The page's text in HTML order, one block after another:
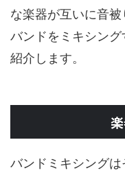
な楽器が互いに音被
バンドをミキシン
紹介します。
バンドミキシング